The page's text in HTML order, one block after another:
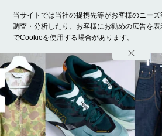
当サイトでは当社の提携先等がお客様のニーズ
調査・分析したり、お客様にお勧めの広告を表
でCookieを使用する場合があります。
ホーム モデル募集 ランキング